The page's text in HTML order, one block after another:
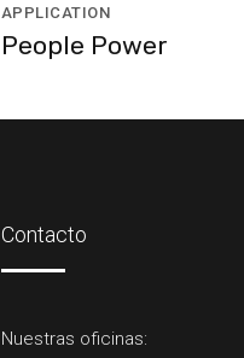
APPLICATION
People Power
Contacto
Nuestras oficinas: